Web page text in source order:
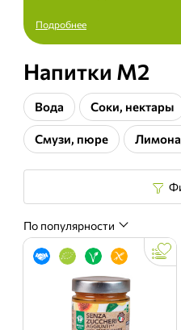
Подробнее
Напитки М2
Вода Соки, нектары
Смузи, пюре
По популярности